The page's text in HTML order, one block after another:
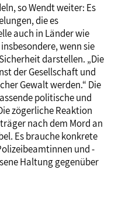
so Wendt weiter: Es
die es
auch in Länder wie
wenn sie
darstellen. „Die
der Gesellschaft und
Gewalt werden.“ Die
politische und
zögerliche Reaktion
nach dem Mord an
Es brauche konkrete
und -
Haltung gegenüber